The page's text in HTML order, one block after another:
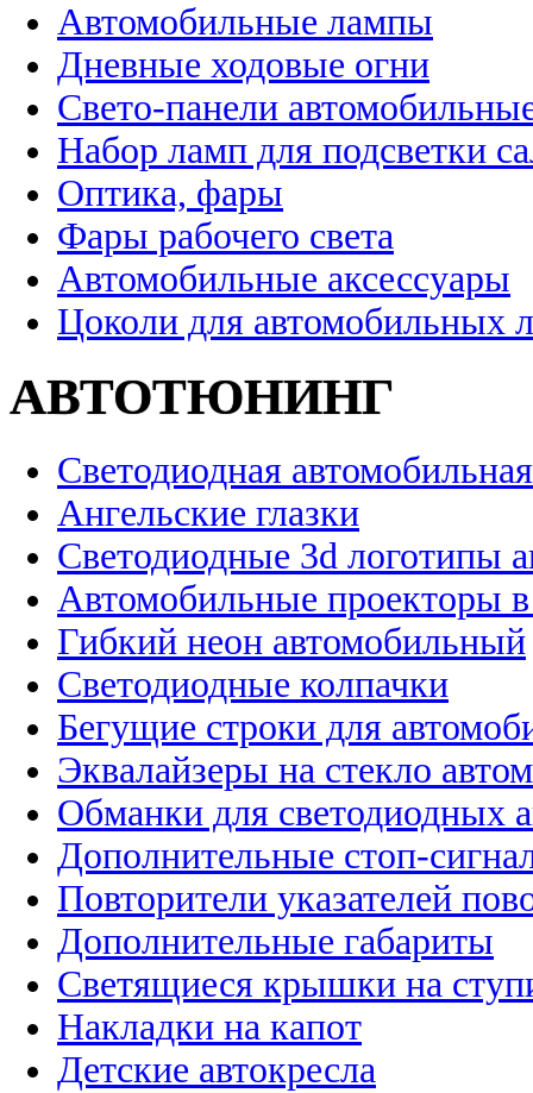
Автомобильные лампы
Дневные ходовые огни
Свето-панели
Набор ламп для подсветки
Оптика, фары
Фары рабочего света
Автомобильные аксессуары
Цоколи для автомобильных
АВТОТЮНИНГ
Светодиодная
Ангельские глазки
Светодиодные 3d логотипы
Автомобильные проекторы
Гибкий неон автомобильный
Светодиодные колпачки
Бегущие строки для
Эквалайзеры на стекло
Обманки для светодиодных
Дополнительные стоп-
Повторители указателей
Дополнительные габариты
Светящиеся крышки на
Накладки на капот
Детские автокресла